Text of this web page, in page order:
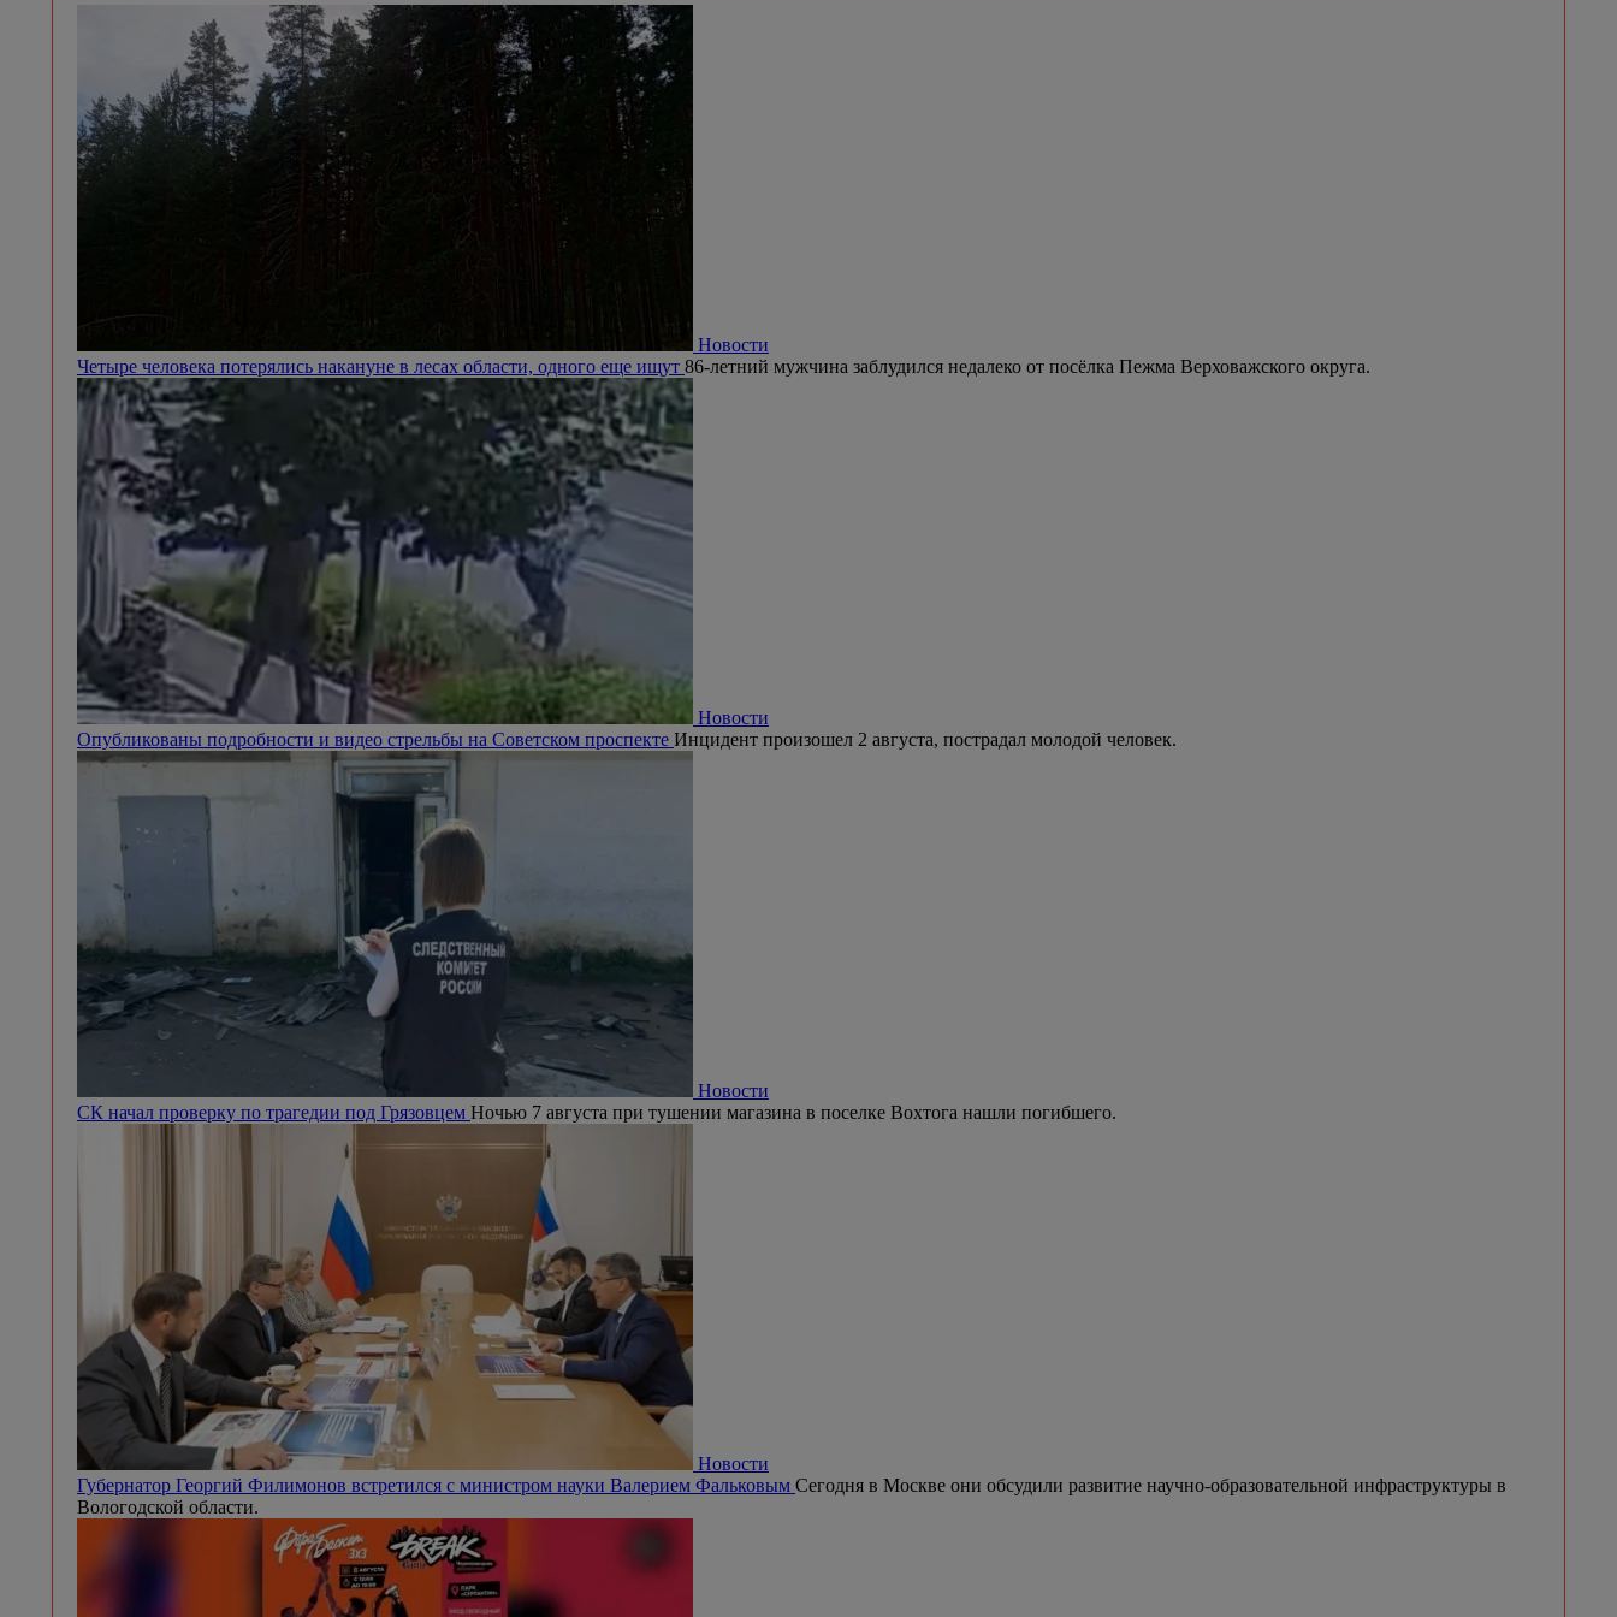
Новости
Четыре человека потерялись накануне в лесах области, одного еще ищут 86-летний мужчина заблудился недалеко от посёлка Пежма Верховажского округа.
Новости
Опубликованы подробности и видео стрельбы на Советском проспекте Инцидент произошел 2 августа, пострадал молодой человек.
Новости
СК начал проверку по трагедии под Грязовцем Ночью 7 августа при тушении магазина в поселке Вохтога нашли погибшего.
Новости
Губернатор Георгий Филимонов встретился с министром науки Валерием Фальковым Сегодня в Москве они обсудили развитие научно-образовательной инфраструктуры в
Вологодской области.